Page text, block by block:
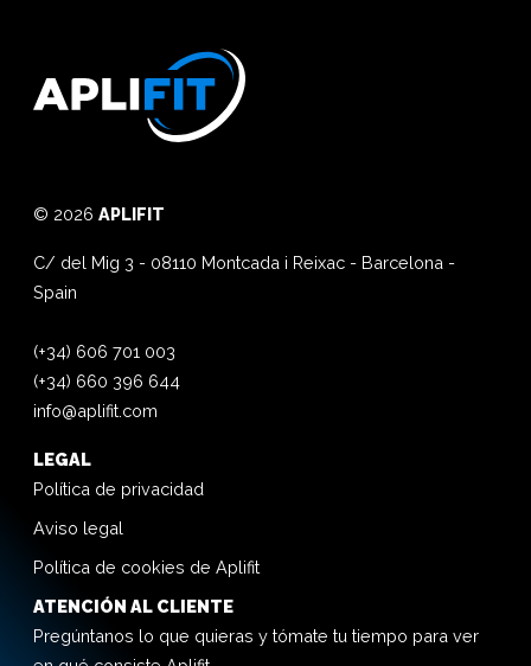
© 2026 APLIFIT
C/ del Mig 3 - 08110 Montcada i Reixac - Barcelona -
Spain
(+34) 606 701 003
(+34) 660 396 644
info@aplifit.com
LEGAL
Política de privacidad
Aviso legal
Política de cookies de Aplifit
ATENCIÓN AL CLIENTE
Pregúntanos lo que quieras y tómate tu tiempo para ver